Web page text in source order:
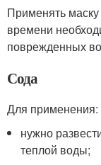
Применять
времени
поврежденных
Сода
Для применения:
нужно
теплой воды;